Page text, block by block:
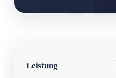
Leistung